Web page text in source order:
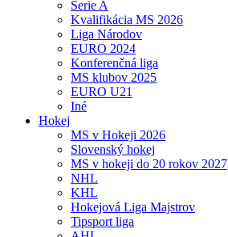
Serie A
Kvalifikácia MS 2026
Liga Národov
EURO 2024
Konferenčná liga
MS klubov 2025
EURO U21
Iné
Hokej
MS v Hokeji 2026
Slovenský hokej
MS v hokeji do 20 rokov 2027
NHL
KHL
Hokejová Liga Majstrov
Tipsport liga